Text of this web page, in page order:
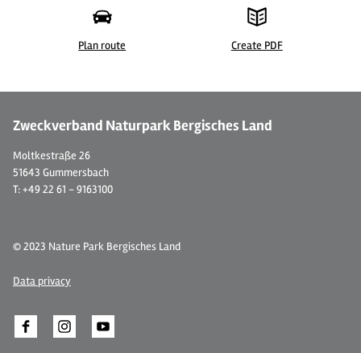
Plan route Create PDF
Zweckverband Naturpark Bergisches Land
Moltkestraße 26
51643 Gummersbach
T: +49 22 61 - 9163100
© 2023 Nature Park Bergisches Land
Data privacy